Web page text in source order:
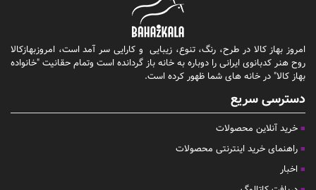
امروز بهاز کالا در طرح، رنگ، تنوع، زیبایی و کارایی سر آمد است، امروزبهازکالا
روح هنر کدبانوی ایرانی را دوباره به خانه باز گردانده است وتمام حقانیت "خانواده
بهاز کالا" در خانه های شما ظهور کرده است.
دسترسی سریع
خرید آنلاین محصولات
راهنمای خرید اینترنتی محصولات
اخبار